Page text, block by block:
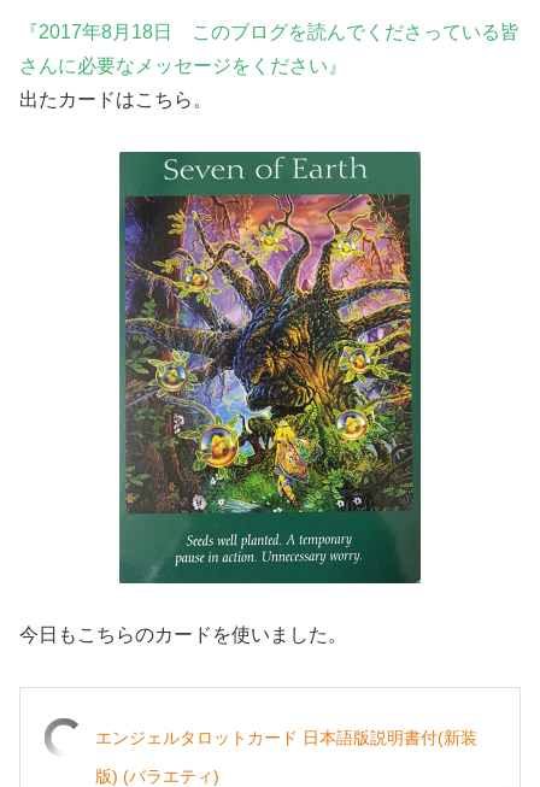
『2017年8月18日 このブログを読んでくださっている皆
さんに必要なメッセージをください』
出たカードはこちら。
今日もこちらのカードを使いました。
エンジェルタロットカード 日本語版説明書付(新装
版) (バラエティ)